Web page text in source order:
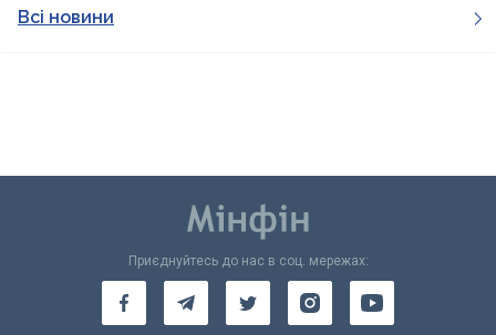
Всі новини
Приєднуйтесь до нас в соц. мережах: